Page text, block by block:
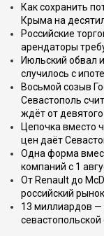
Как сохранить
Крыма на
Российские
арендаторы
Июльский обвал
случилось с
Восьмой созыв
Севастополь
ждёт от девятого
Цепочка вместо
цен даёт
Одна форма
компаний с 1
От Renault до
российский рынок
13 миллиардов —
севастопольской